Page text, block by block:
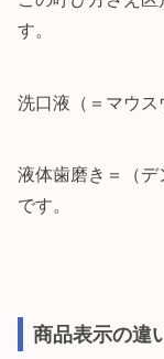
す。
洗口液（＝マウス
液体歯磨き＝（デ
です。
商品表示の違